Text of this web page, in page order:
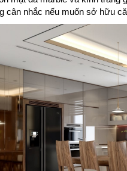
cân nhắc nếu muốn sở hữu